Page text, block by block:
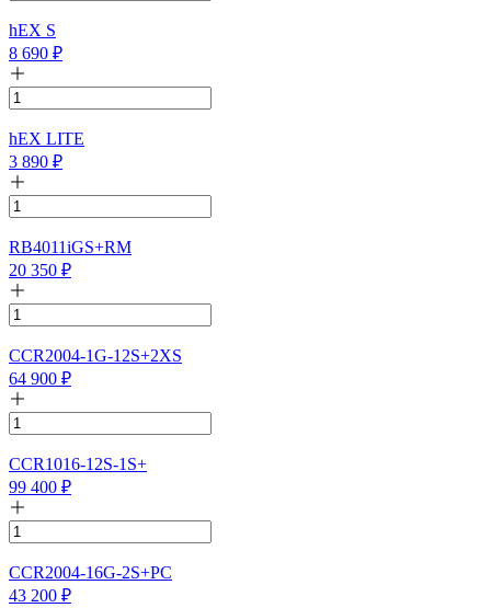
hEX S
8 690 ₽
hEX LITE
3 890 ₽
RB4011iGS+RM
20 350 ₽
CCR2004-1G-12S+2XS
64 900 ₽
CCR1016-12S-1S+
99 400 ₽
CCR2004-16G-2S+PC
43 200 ₽